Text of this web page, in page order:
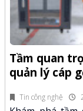
Tin công nghệ
Tầm quan
quản lý cáp